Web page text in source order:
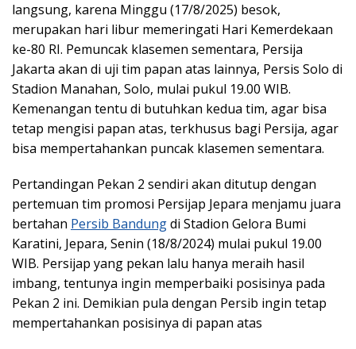
langsung, karena Minggu (17/8/2025) besok,
merupakan hari libur memeringati Hari Kemerdekaan
ke-80 RI. Pemuncak klasemen sementara, Persija
Jakarta akan di uji tim papan atas lainnya, Persis Solo di
Stadion Manahan, Solo, mulai pukul 19.00 WIB.
Kemenangan tentu di butuhkan kedua tim, agar bisa
tetap mengisi papan atas, terkhusus bagi Persija, agar
bisa mempertahankan puncak klasemen sementara.
Pertandingan Pekan 2 sendiri akan ditutup dengan
pertemuan tim promosi Persijap Jepara menjamu juara
bertahan Persib Bandungdi Stadion Gelora Bumi
Karatini, Jepara, Senin (18/8/2024) mulai pukul 19.00
WIB. Persijap yang pekan lalu hanya meraih hasil
imbang, tentunya ingin memperbaiki posisinya pada
Pekan 2 ini. Demikian pula dengan Persib ingin tetap
mempertahankan posisinya di papan atas